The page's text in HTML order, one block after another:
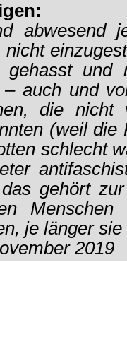
abwesend
und
auch und
die nicht
(weil die
schlecht
gehört
Menschen
je länger sie
2019